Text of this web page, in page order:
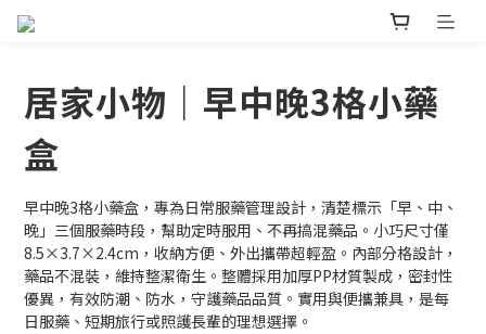
居家小物｜早中晚3格小藥
盒
早中晚3格小藥盒，專為日常服藥管理設計，清楚標示「早、中、
晚」三個服藥時段，幫助定時服用、不再搞混藥品。小巧尺寸僅
8.5×3.7×2.4cm，收納方便、外出攜帶超輕盈。內部分格設計，
藥品不混裝，維持整潔衛生。整體採用加厚PP材質製成，密封性
優異，有效防潮、防水，守護藥品品質。實用與便攜兼具，是每
日服藥、短期旅行或照護長輩的理想選擇。